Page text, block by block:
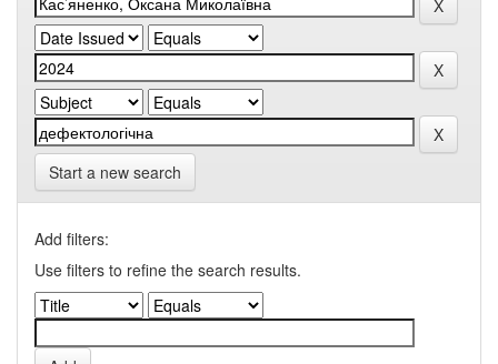
Start a new search
Add filters:
Use filters to refine the search results.